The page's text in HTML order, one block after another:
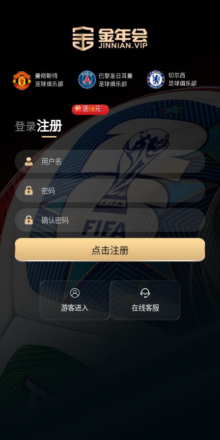
登录注册
送18元
点击注册
游客进入 在线客服